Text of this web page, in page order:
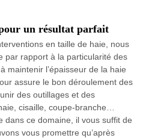
un résultat parfait
en taille de haie, nous
par rapport à la particularité des
maintenir l’épaisseur de la haie
assure le bon déroulement des
des outillages et des
cisaille, coupe-branche…
dans ce domaine, il vous suffit de
vous promettre qu’après